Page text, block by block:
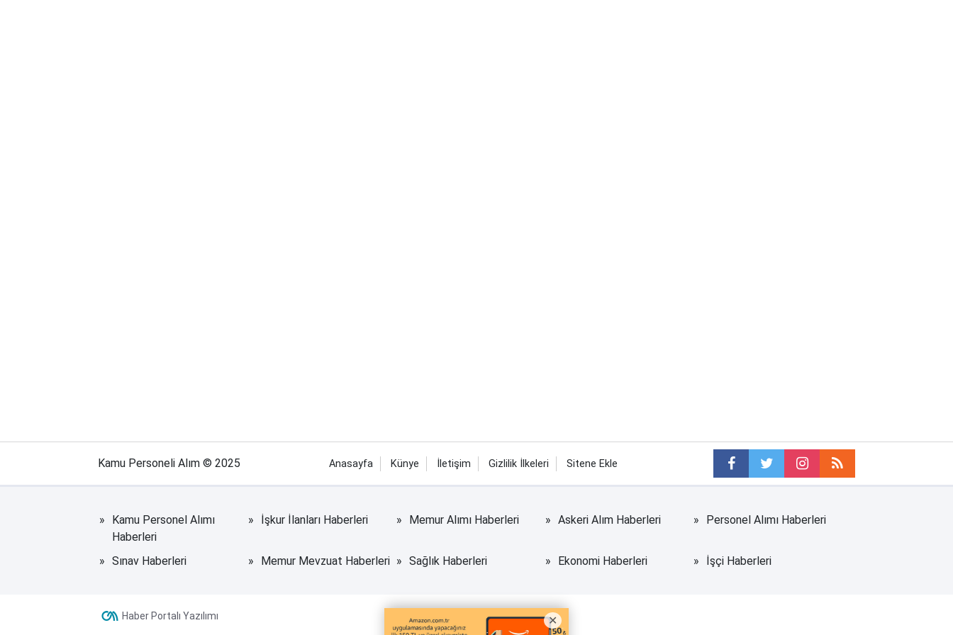
Kamu Personeli Alım © 2025 Anasayfa Künye İletişim Gizlilik İlkeleri Sitene Ekle
Kamu Personel Alımı
Haberleri
İşkur İlanları Haberleri Memur Alımı Haberleri Askeri Alım Haberleri Personel Alımı Haberleri
Sınav Haberleri Memur Mevzuat Haberleri Sağlık Haberleri Ekonomi Haberleri İşçi Haberleri
Haber Portalı Yazılımı